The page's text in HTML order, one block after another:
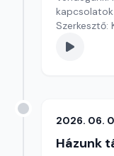
Szerkesztő:
2026. 06.
Házunk